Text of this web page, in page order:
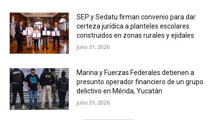
SEP y Sedatu firman convenio para dar
certeza jurídica a planteles escolares
construidos en zonas rurales y ejidales
julio 31, 2026
Marina y Fuerzas Federales detienen a
presunto operador financiero de un grupo
delictivo en Mérida, Yucatán
julio 31, 2026